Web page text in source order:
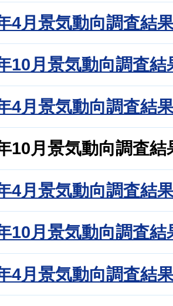
4月景気動向調査結
10月景気動向調査結
4月景気動向調査結
10月景気動向調査結
4月景気動向調査結
10月景気動向調査結
4月景気動向調査結